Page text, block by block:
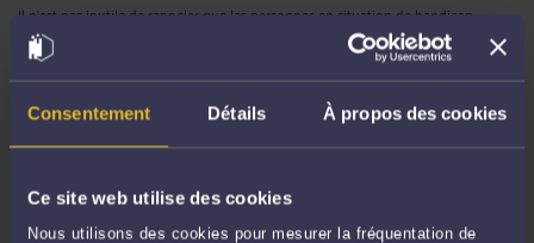
Consentement Détails À propos des cookies
Ce site web utilise des cookies
Nous utilisons des cookies pour mesurer la fréquentation de
Il n'est pas inutile de rappeler que les personnes en situation de handicap
pouvant justifier d’un statut PMR doivent désormais se référencer auprès des
services NGE afin que les plaques d'immatriculation de leurs véhicules soient
enregistrées dans la mesure où le pré contrôle du ...Lire la suite >